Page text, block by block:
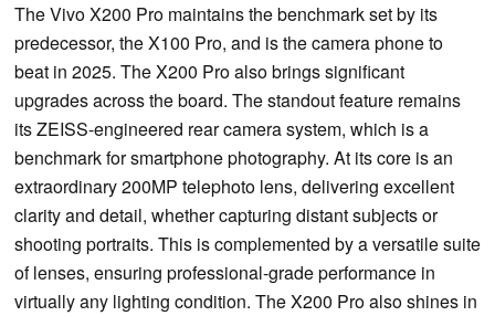
The Vivo X200 Pro maintains the benchmark set by its
predecessor, the X100 Pro, and is the camera phone to
beat in 2025. The X200 Pro also brings significant
upgrades across the board. The standout feature remains
its ZEISS-engineered rear camera system, which is a
benchmark for smartphone photography. At its core is an
extraordinary 200MP telephoto lens, delivering excellent
clarity and detail, whether capturing distant subjects or
shooting portraits. This is complemented by a versatile suite
of lenses, ensuring professional-grade performance in
virtually any lighting condition. The X200 Pro also shines in